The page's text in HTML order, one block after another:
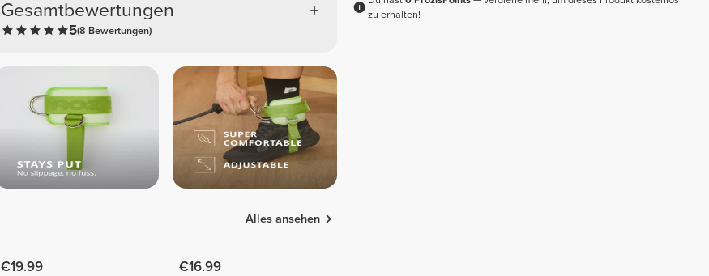
Gesamtbewertungen
5(8 Bewertungen)
Alles ansehen
€19.99 €16.99
zu erhalten!